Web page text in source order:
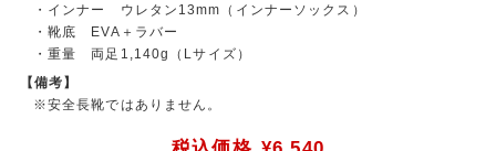
・インナー ウレタン13mm（インナーソックス）
・靴底 EVA＋ラバー
・重量 両足1,140g（Lサイズ）
【備考】
※安全長靴ではありません。